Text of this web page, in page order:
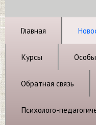
Главная
Курсы
Обратная связь
Психолого-